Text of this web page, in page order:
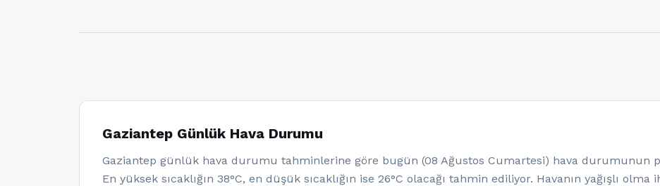
Gaziantep Günlük Hava Durumu
Gaziantep günlük hava durumu tahminlerine göre bugün (08 Ağustos Cumartesi) hava durumunun
En yüksek sıcaklığın 38°C, en düşük sıcaklığın ise 26°C olacağı tahmin ediliyor. Havanın yağışlı